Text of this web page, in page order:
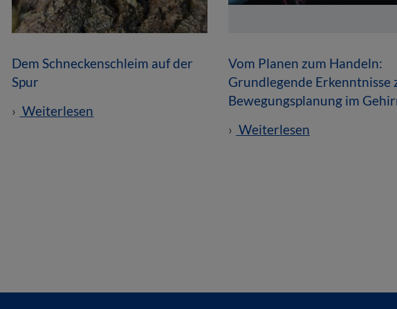
Dem Schneckenschleim auf der
Spur
Weiterlesen
Vom Planen zum Handeln:
Grundlegende Erkenntnisse
Bewegungsplanung im
Weiterlesen